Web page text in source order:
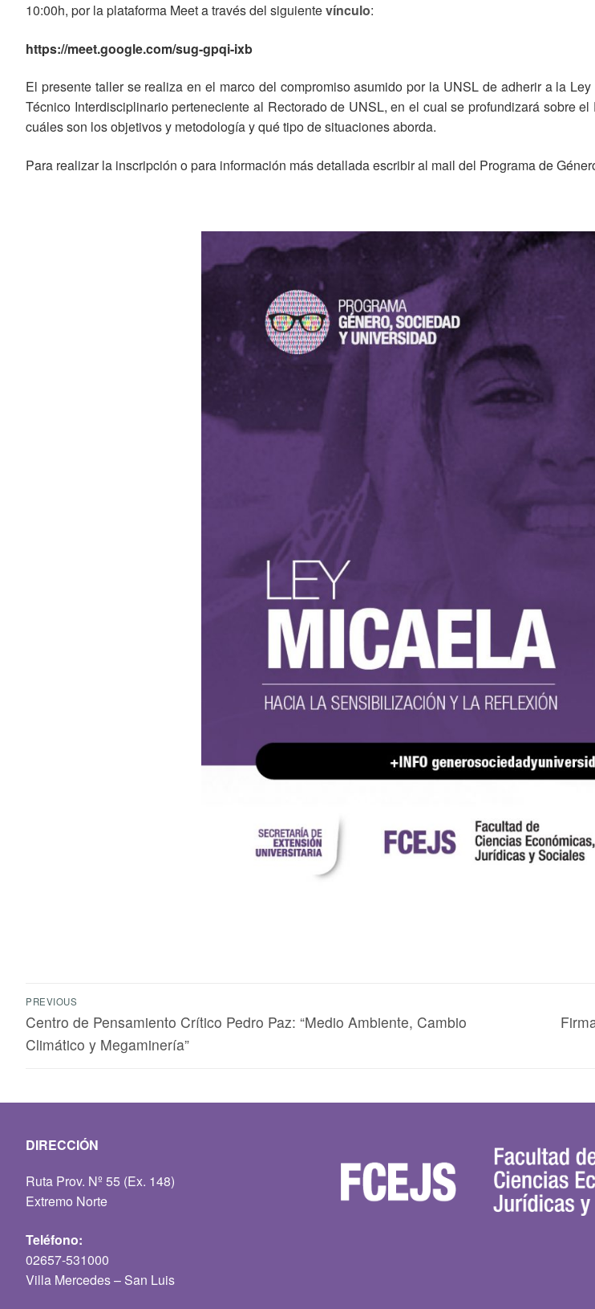
10:00h, por la plataforma Meet a través del siguientevínculo:
https://meet.google.com/sug-gpqi-ixb
El presente taller se realiza en el marco del compromiso asumido por la UNSL de adherir a la
Técnico Interdisciplinario perteneciente al Rectorado de UNSL, en el cual se profundizará sobre
cuáles son los objetivos y metodología y qué tipo de situaciones aborda.
Para realizar la inscripción o para información más detallada escribir al mail del Programa de
PREVIOUS
Centro de Pensamiento Crítico Pedro Paz: “Medio Ambiente, Cambio
Climático y Megaminería”
DIRECCIÓN
Ruta Prov. Nº 55 (Ex. 148)
Extremo Norte
Teléfono:
02657-531000
Villa Mercedes – San Luis